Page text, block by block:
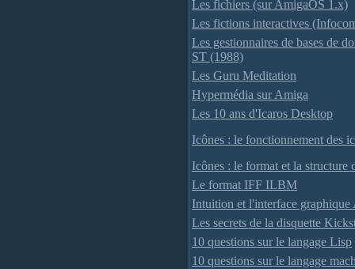
Les fichiers (sur AmigaOS 1.x)
Les fictions interactives
Les gestionnaires de bases de
ST (1988)
Les Guru Meditation
Hypermédia sur Amiga
Les 10 ans d'Icaros Desktop
Icônes : le fonctionnement des
Icônes : le format et la structure
Le format IFF ILBM
Intuition et l'interface graphique
Les secrets de la disquette
10 questions sur le langage Lisp
10 questions sur le langage